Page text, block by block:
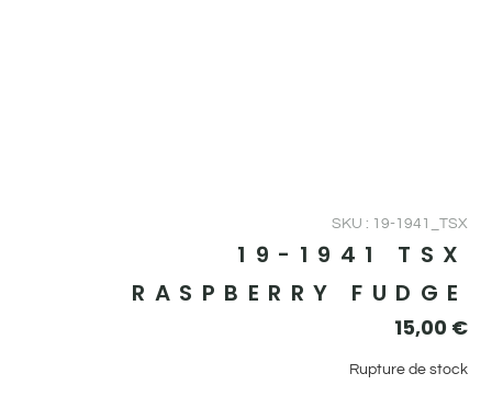
SKU : 19-1941_TSX
19-1941 TSX
RASPBERRY FUDGE
15,00 €
Rupture de stock